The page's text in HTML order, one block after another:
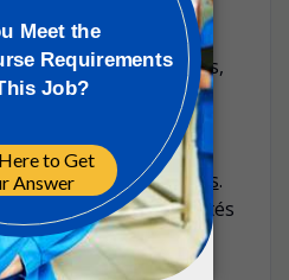
site web des conseils,
sur notre
processus de
le sitegsk.to/ECprocess.
GSK et nos opportunités
site
gb/careers/